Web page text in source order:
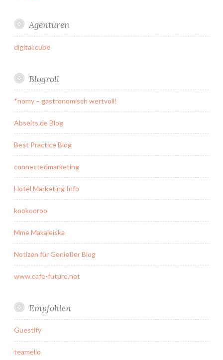
Agenturen
digital:cube
Blogroll
*nomy – gastronomisch wertvoll!
Abseits.de Blog
Best Practice Blog
connectedmarketing
Hotel Marketing Info
kookooroo
Mme Makaleiska
Notizen für Genießer Blog
www.cafe-future.net
Empfohlen
Guestify
teamelio